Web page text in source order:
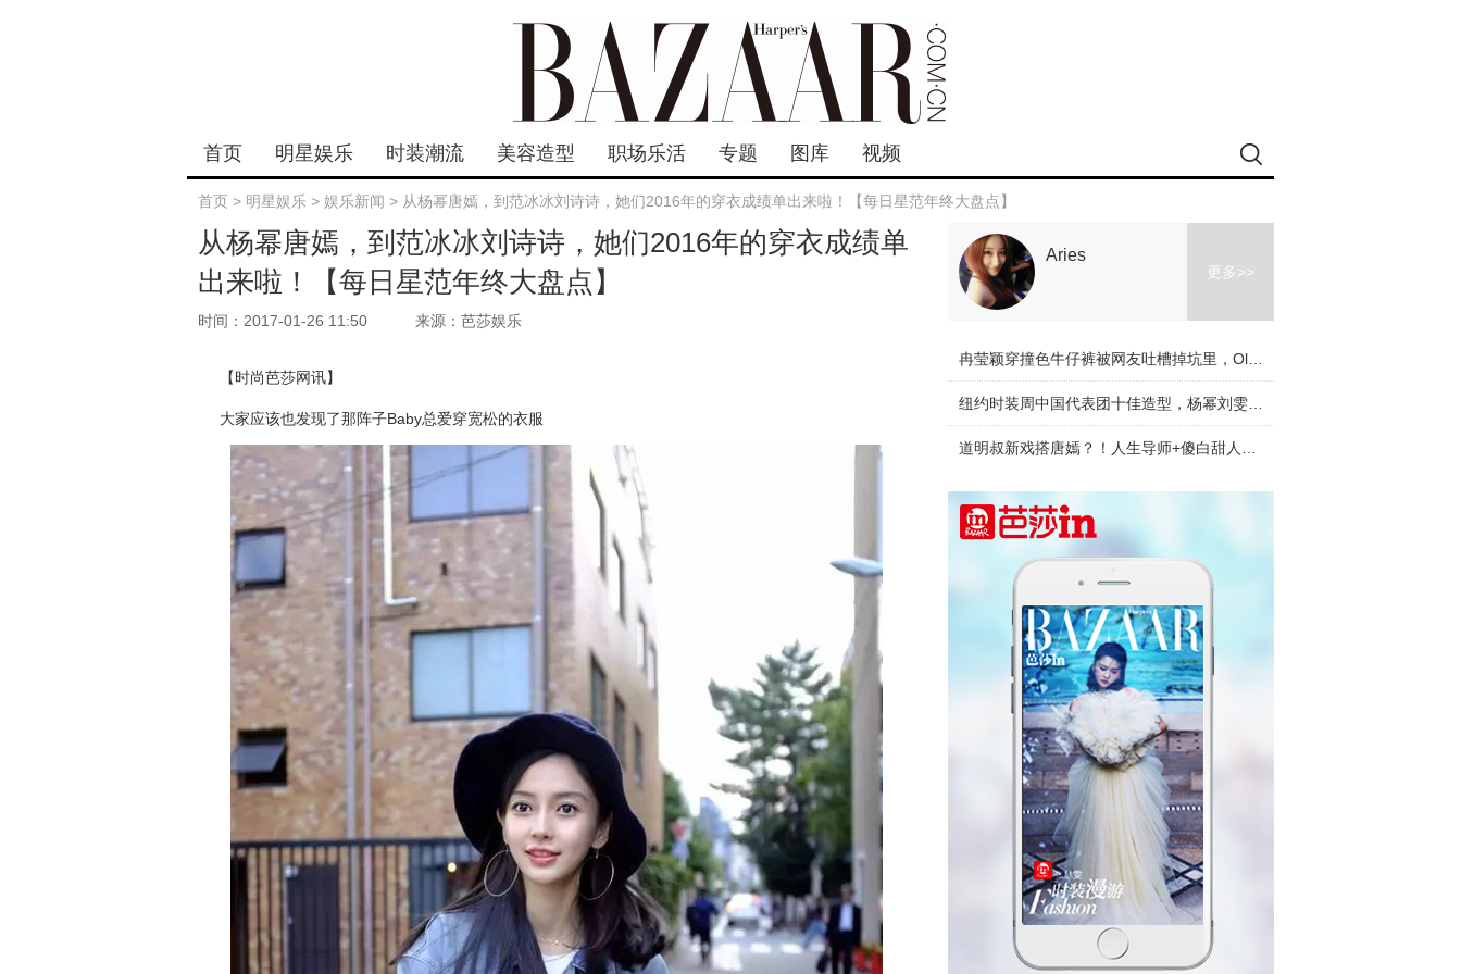
首页 明星娱乐 时装潮流 美容造型 职场乐活 专题 图库 视频
首页 > 明星娱乐 > 娱乐新闻 > 从杨幂唐嫣，到范冰冰刘诗诗，她们2016年的穿衣成绩单出来啦！【每日星范年终大盘点】
从杨幂唐嫣，到范冰冰刘诗诗，她们2016年的穿衣成绩单
出来啦！【每日星范年终大盘点】
时间：2017-01-26 11:50 来源：芭莎娱乐
【时尚芭莎网讯】
大家应该也发现了那阵子Baby总爱穿宽松的衣服
Aries
更多>>